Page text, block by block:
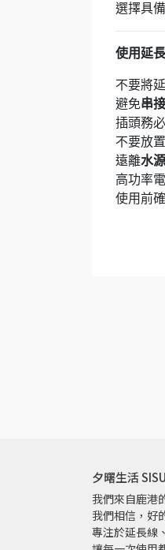
選擇具
使用延
不要將
避免串
插頭務必
不要放
遠離水
高功率
使用前
夕曙生活
我們來自鹿港
我們相信，好
專注於延長線